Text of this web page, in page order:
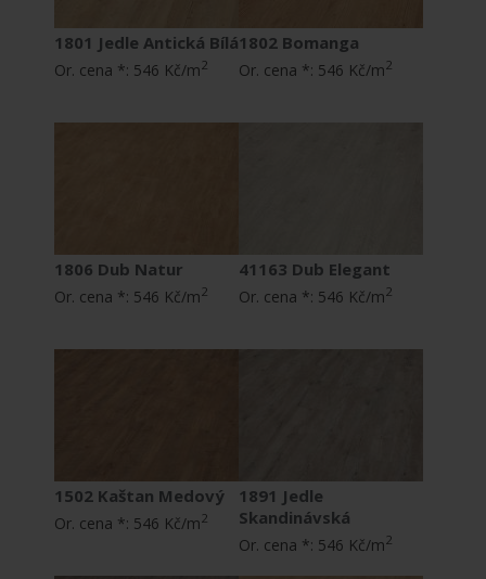
1801 Jedle Antická Bílá
Or. cena *: 546 Kč/m2
1802 Bomanga
Or. cena *: 546 Kč/m2
1806 Dub Natur
Or. cena *: 546 Kč/m2
41163 Dub Elegant
Or. cena *: 546 Kč/m2
1502 Kaštan Medový
Or. cena *: 546 Kč/m2
1891 Jedle
Skandinávská
Or. cena *: 546 Kč/m2